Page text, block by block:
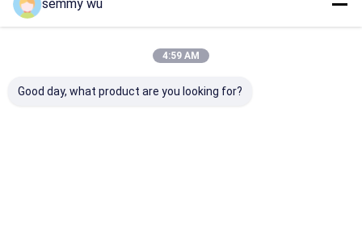
semmy wu
4:59 AM
Good day, what product are you looking for?